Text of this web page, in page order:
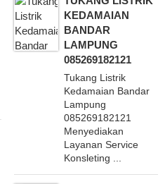
KEDAMAIAN
BANDAR
LAMPUNG
085269182121
Tukang Listrik
Kedamaian Bandar
Lampung
085269182121
Menyediakan
Layanan Service
Konsleting ...